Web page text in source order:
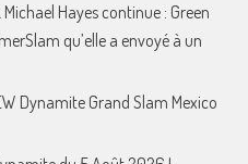
Hayes continue : Green
qu’elle a envoyé à un
Dynamite Grand Slam Mexico